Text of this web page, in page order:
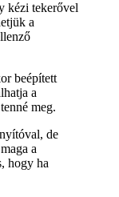
kézi tekerővel
a
beépített
a
meg.
de
a
hogy ha